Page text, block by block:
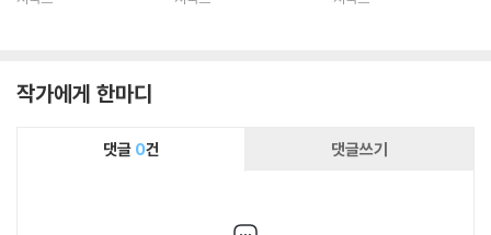
작가에게 한마디
댓글 0건 댓글쓰기